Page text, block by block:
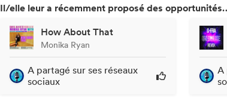
Il/elle leur a récemment proposé des
How About That
Monika Ryan
A partagé sur ses réseaux
sociaux
A